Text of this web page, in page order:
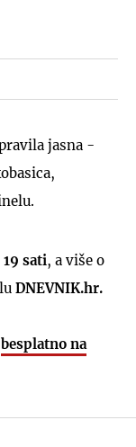
jasna -
19 sati, a više o
DNEVNIK.hr.
besplatno na